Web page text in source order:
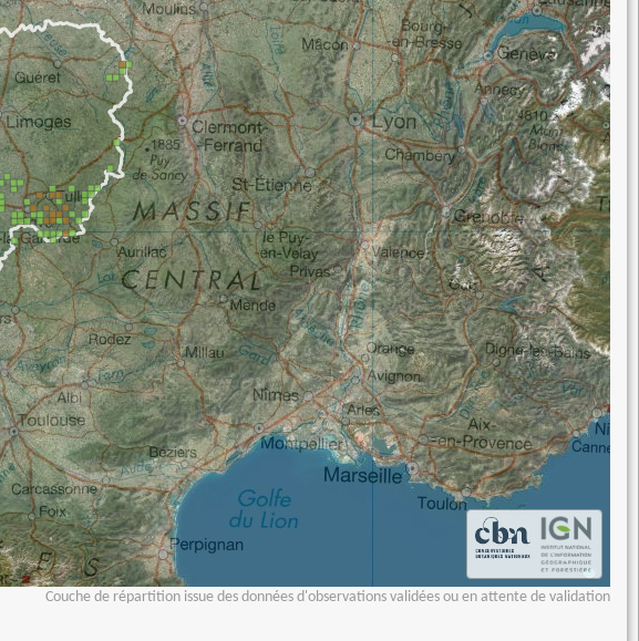
Couche de répartition issue des données d'observations validées ou en attente de validation